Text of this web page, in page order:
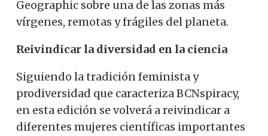
Geographic sobre una de las zonas más
vírgenes, remotas y frágiles del planeta.
Reivindicar la diversidad en la ciencia
Siguiendo la tradición feminista y
prodiversidad que caracteriza BCNspiracy,
en esta edición se volverá a reivindicar a
diferentes mujeres científicas importantes